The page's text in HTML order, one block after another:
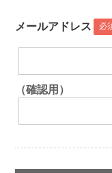
メールアドレス 必
（確認用）